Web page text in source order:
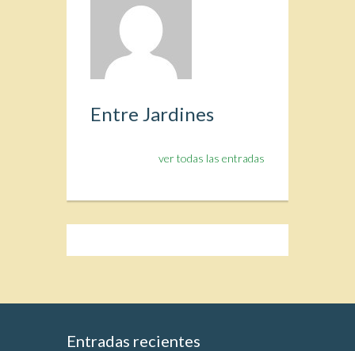
Entre Jardines
ver todas las entradas
Entradas recientes